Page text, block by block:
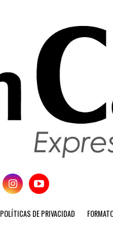
POLÍTICAS DE PRIVACIDAD